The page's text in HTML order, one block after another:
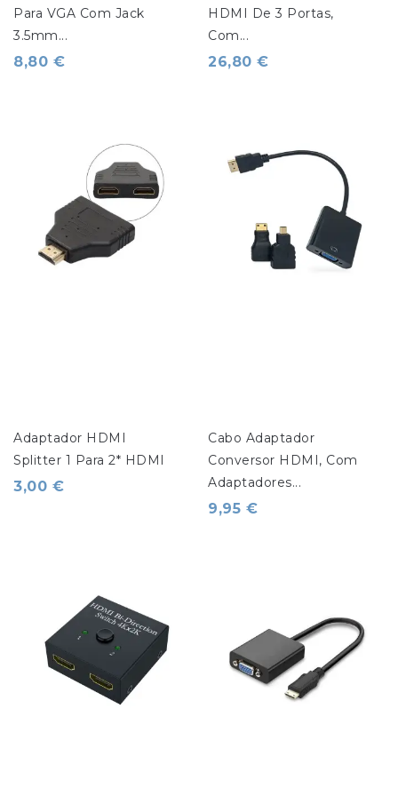
Para VGA Com Jack
3.5mm...
8,80 €
HDMI De 3 Portas,
Com...
26,80 €
Adaptador HDMI
Splitter 1 Para 2* HDMI
3,00 €
Cabo Adaptador
Conversor HDMI, Com
Adaptadores...
9,95 €